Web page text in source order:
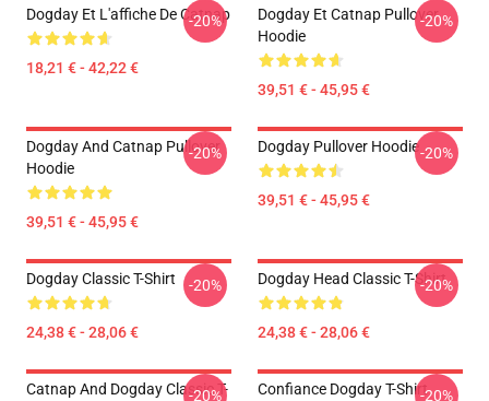
Dogday Et L'affiche De Catnap
18,21 € - 42,22 €
-20%
Dogday Et Catnap Pullover
Hoodie
39,51 € - 45,95 €
-20%
Dogday And Catnap Pullover
Hoodie
39,51 € - 45,95 €
-20% Dogday Pullover Hoodie
39,51 € - 45,95 €
-20%
Dogday Classic T-Shirt
24,38 € - 28,06 €
-20% Dogday Head Classic T-Shirt
24,38 € - 28,06 €
-20%
Catnap And Dogday Classic T-
-20%
Confiance Dogday T-Shirt-20%